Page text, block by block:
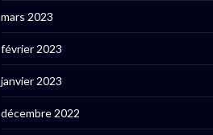
mars 2023
février 2023
janvier 2023
décembre 2022